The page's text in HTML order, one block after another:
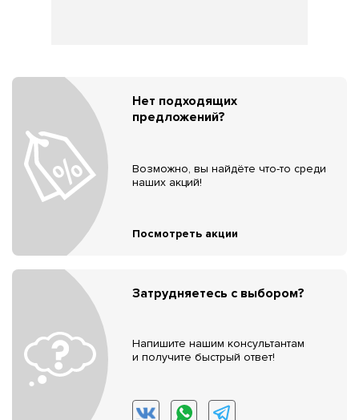
Нет подходящих
предложений?
Возможно, вы найдёте что-то среди
наших акций!
Посмотреть акции
Затрудняетесь с выбором?
Напишите нашим консультантам
и получите быстрый ответ!